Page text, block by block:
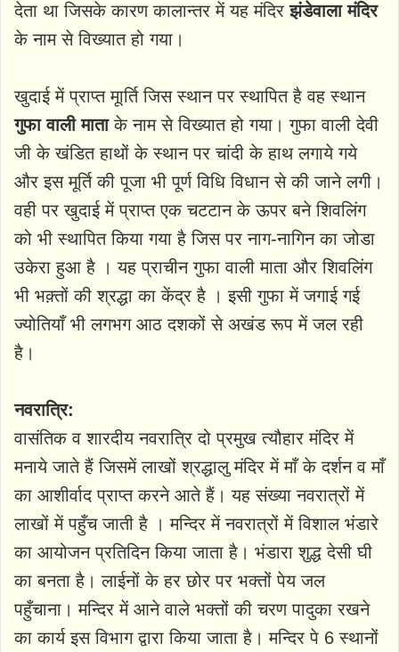
देता था जिसके कारण कालान्तर में यह मंदिरझंडेवाला मंदिर
के नाम से विख्यात हो गया।
खुदाई में प्राप्त मूार्ति जिस स्थान पर स्थापित है वह स्थान
गुफा वाली माताके नाम से विख्यात हो गया। गुफा वाली देवी
जी के खंडित हाथों के स्थान पर चांदी के हाथ लगाये गये
और इस मूर्ति की पूजा भी पूर्ण विधि विधान से की जाने लगी।
वही पर खुदाई में प्राप्त एक चटटान के ऊपर बने शिवलिंग
को भी स्थापित किया गया है जिस पर नाग-नागिन का जोडा
उकेरा हुआ है । यह प्राचीन गुफा वाली माता और शिवलिंग
भी भक़्तों की श्रद्धा का केंद्र है । इसी गुफा में जगाई गई
ज्योतियाँ भी लगभग आठ दशकों से अखंड रूप में जल रही
है।
नवरात्रि:
वासंतिक व शारदीय नवरात्रि दो प्रमुख त्यौहार मंदिर में
मनाये जाते हैं जिसमें लाखों श्रद्धालु मंदिर में माँ के दर्शन व माँ
का आशीर्वाद प्राप्त करने आते हैं। यह संख्या नवरात्रों में
लाखों में पहुँच जाती है । मन्दिर में नवरात्रों में विशाल भंडारे
का आयोजन प्रतिदिन किया जाता है। भंडारा शुद्ध देसी घी
का बनता है। लाईनों के हर छोर पर भक्तों पेय जल
पहुँचाना। मन्दिर में आने वाले भक्तों की चरण पादुका रखने
का कार्य इस विभाग द्वारा किया जाता है। मन्दिर पे 6 स्थानों